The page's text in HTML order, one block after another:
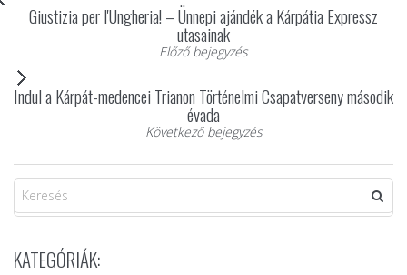
Giustizia per l'Ungheria! – Ünnepi ajándék a Kárpátia Expressz
utasainak
Előző bejegyzés
Indul a Kárpát-medencei Trianon Történelmi Csapatverseny második
évada
Következő bejegyzés
KATEGÓRIÁK: